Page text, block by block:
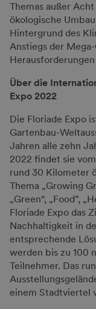
Themas außer
ökologische
Hintergrund des
Anstiegs der
Über die
Expo 2022
Die Floriade Expo
Gartenbau-
Jahren alle zehn
2022 findet sie
rund 30 Kilometer
Thema „Growing
„Green“, „Food”,
Floriade Expo das
Nachhaltigkeit in
entsprechende
werden bis zu 100
Teilnehmer. Das
einem Stadtviertel